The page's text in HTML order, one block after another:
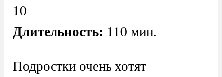
10
Длительность: 110 мин.
Подростки очень хотят